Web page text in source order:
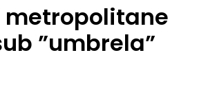
metropolitane
”umbrela”